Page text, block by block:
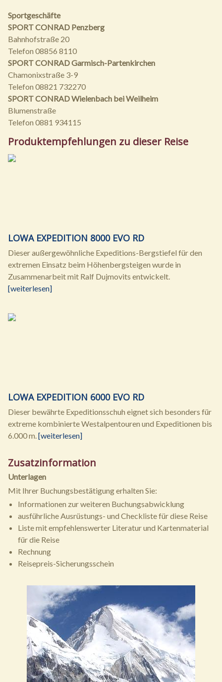
Sportgeschäfte
SPORT CONRAD Penzberg
Bahnhofstraße 20
Telefon 08856 8110
SPORT CONRAD Garmisch-Partenkirchen
Chamonixstraße 3-9
Telefon 08821 732270
SPORT CONRAD Wielenbach bei Weilheim
Blumenstraße
Telefon 0881 934115
Produktempfehlungen zu dieser Reise
LOWA EXPEDITION 8000 EVO RD
Dieser außergewöhnliche Expeditions-Bergstiefel für den
extremen Einsatz beim Höhenbergsteigen wurde in
Zusammenarbeit mit Ralf Dujmovits entwickelt.
[weiterlesen]
LOWA EXPEDITION 6000 EVO RD
Dieser bewährte Expeditionsschuh eignet sich besonders für
extreme kombinierte Westalpentouren und Expeditionen bis
6.000 m.[weiterlesen]
Zusatzinformation
Unterlagen
Mit Ihrer Buchungsbestätigung erhalten Sie:
Informationen zur weiteren Buchungsabwicklung
ausführliche Ausrüstungs- und Checkliste für diese Reise
Liste mit empfehlenswerter Literatur und Kartenmaterial
für die Reise
Rechnung
Reisepreis-Sicherungsschein